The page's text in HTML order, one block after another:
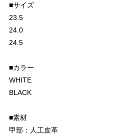
■サイズ
23.5
24.0
24.5
■カラー
WHITE
BLACK
■素材
甲部：人工皮革